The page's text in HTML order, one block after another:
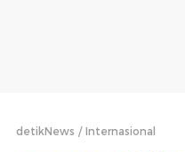
detikNews Internasional